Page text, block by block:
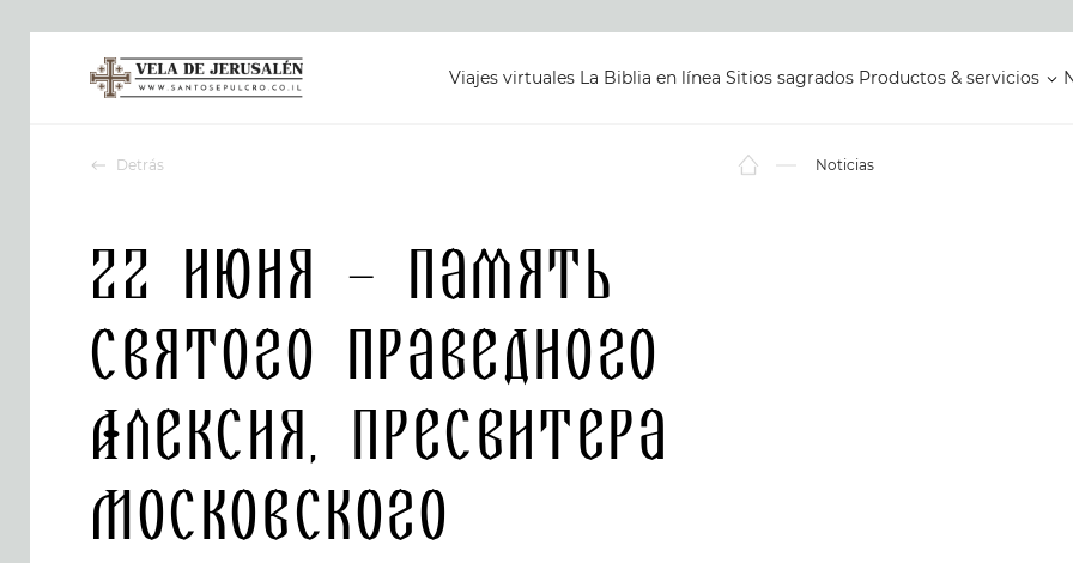
Viajes virtuales La Biblia en línea Sitios sagrados Productos & servicios
Detrás Noticias
22 июня – память
святого праведного
Алексия, пресвитера
Московского